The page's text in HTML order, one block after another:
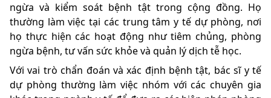
ngừa và kiểm soát bệnh tật trong cộng đồng. Họ
thường làm việc tại các trung tâm y tế dự phòng, nơi
họ thực hiện các hoạt động như tiêm chủng, phòng
ngừa bệnh, tư vấn sức khỏe và quản lý dịch tễ học.
Với vai trò chẩn đoán và xác định bệnh tật, bác sĩ y tế
dự phòng thường làm việc nhóm với các chuyên gia